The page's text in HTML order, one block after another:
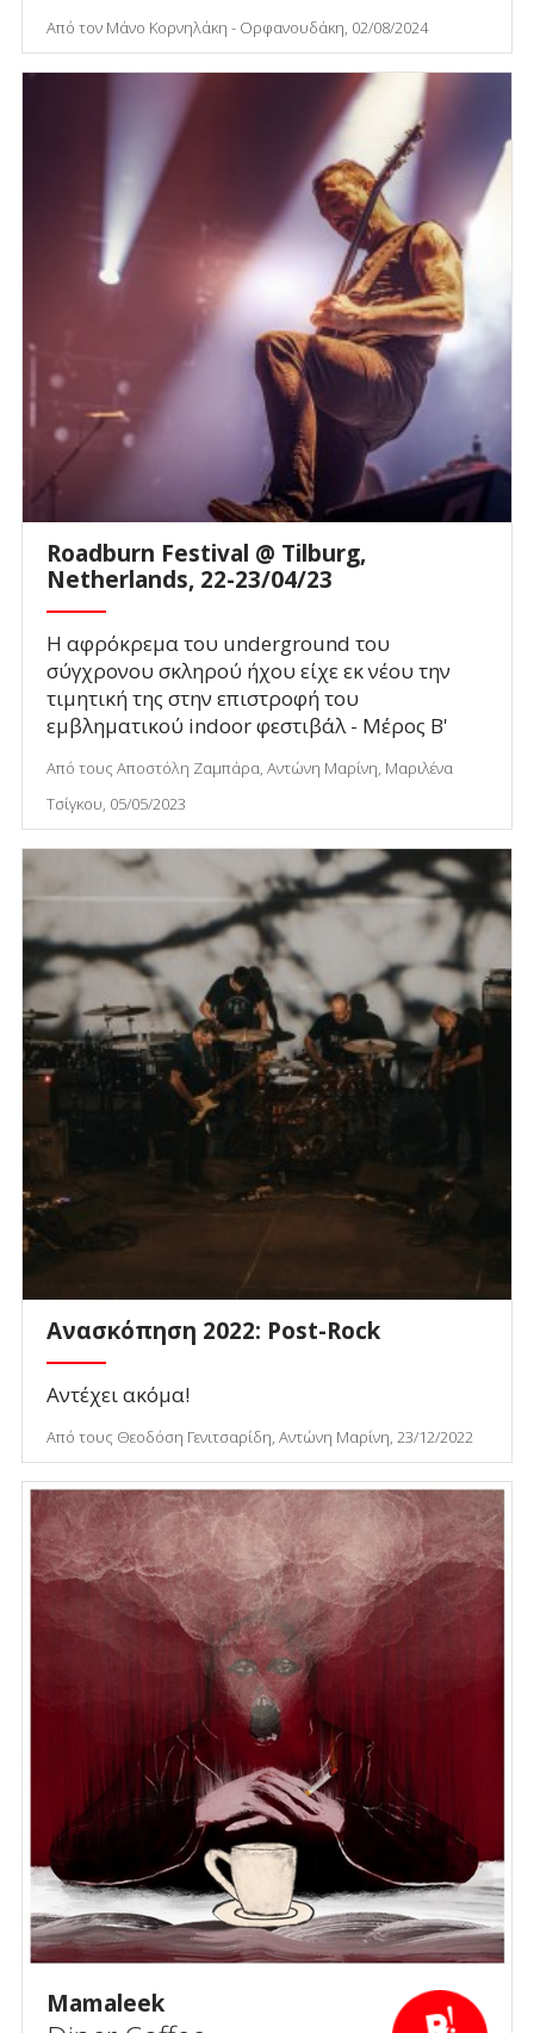
Από τον Μάνο Κορνηλάκη - Ορφανουδάκη, 02/08/2024
Roadburn Festival @ Tilburg,
Netherlands, 22-23/04/23
Η αφρόκρεμα του underground του
σύγχρονου σκληρού ήχου είχε εκ νέου την
τιμητική της στην επιστροφή του
εμβληματικού indoor φεστιβάλ - Μέρος B'
Από τους Αποστόλη Ζαμπάρα, Αντώνη Μαρίνη, Μαριλένα
Τσίγκου, 05/05/2023
Ανασκόπηση 2022: Post-Rock
Αντέχει ακόμα!
Από τους Θεοδόση Γενιτσαρίδη, Αντώνη Μαρίνη, 23/12/2022
Mamaleek